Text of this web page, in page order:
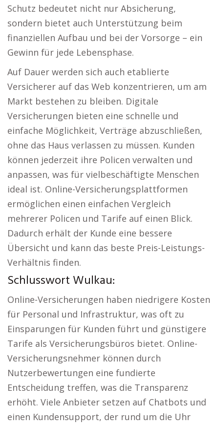
Schutz bedeutet nicht nur Absicherung,
sondern bietet auch Unterstützung beim
finanziellen Aufbau und bei der Vorsorge – ein
Gewinn für jede Lebensphase.
Auf Dauer werden sich auch etablierte
Versicherer auf das Web konzentrieren, um am
Markt bestehen zu bleiben. Digitale
Versicherungen bieten eine schnelle und
einfache Möglichkeit, Verträge abzuschließen,
ohne das Haus verlassen zu müssen. Kunden
können jederzeit ihre Policen verwalten und
anpassen, was für vielbeschäftigte Menschen
ideal ist. Online-Versicherungsplattformen
ermöglichen einen einfachen Vergleich
mehrerer Policen und Tarife auf einen Blick.
Dadurch erhält der Kunde eine bessere
Übersicht und kann das beste Preis-Leistungs-
Verhältnis finden.
Schlusswort Wulkau:
Online-Versicherungen haben niedrigere Kosten
für Personal und Infrastruktur, was oft zu
Einsparungen für Kunden führt und günstigere
Tarife als Versicherungsbüros bietet. Online-
Versicherungsnehmer können durch
Nutzerbewertungen eine fundierte
Entscheidung treffen, was die Transparenz
erhöht. Viele Anbieter setzen auf Chatbots und
einen Kundensupport, der rund um die Uhr